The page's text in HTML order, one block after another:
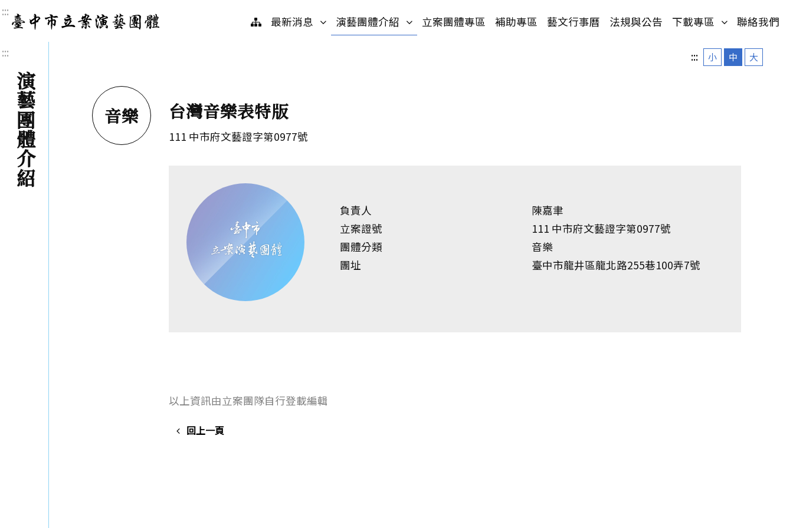
::: 臺中市立案演藝團體｜入口網站
網站導覽
最新消息 (按鍵盤[下]，向下展開次選單)
演藝團體介紹 (按鍵盤[下]，向下展開次選單)
立案團體專區 補助專區 藝文行事曆 法規與公告 下載專區 (按鍵盤[下]，
聯絡我們
:::
演藝團體介紹
::: 小 中 大
音樂 台灣音樂表特版
111 中市府文藝證字第0977號
負責人
陳嘉聿
立案證號
111 中市府文藝證字第0977號
團體分類
音樂
團址
臺中市龍井區龍北路255巷100弄7號
以上資訊由立案團隊自行登載編輯
回上一頁